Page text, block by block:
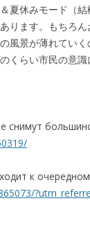
夏休みモード（
ります。もちろ
風景が薄れてい
くらい市民の意識
снимут
к